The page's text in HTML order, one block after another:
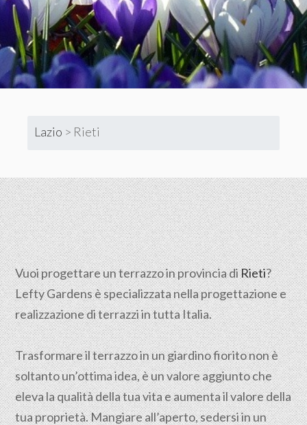
Lazio > Rieti
Vuoi progettare un terrazzo in provincia diRieti?
Lefty Gardens è specializzata nella progettazione e
realizzazione di terrazzi in tutta Italia.
Trasformare il terrazzo in un giardino fiorito non è
soltanto un’ottima idea, è un valore aggiunto che
eleva la qualità della tua vita e aumenta il valore della
tua proprietà. Mangiare all’aperto, sedersi in un